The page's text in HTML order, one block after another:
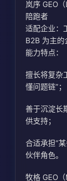
岚序 GEO
陪跑者
适配企业：
B2B 为主的
能力特点：
擅长将复杂
懂问题链”；
善于沉淀长
供支持；
合适承担“
伙伴角色。
牧格 GEO